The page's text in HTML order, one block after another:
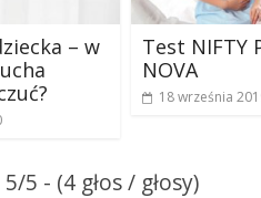
– w
Test NIFTY
NOVA
18 września
5/5 - (4 głos / głosy)